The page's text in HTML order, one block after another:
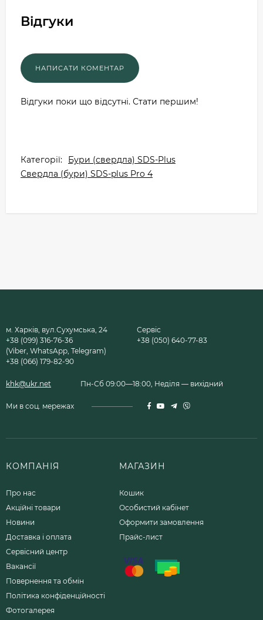
Відгуки
Відгуки поки що відсутні. Стати першим!
Категорії:
Бури (свердла) SDS-Plus
Свердла (бури) SDS-plus Pro 4
м. Харків, вул.Сухумська, 24
+38 (099) 316-76-36
(Viber, WhatsApp, Telegram)
+38 (066) 179-82-90
Сервіс
+38 (050) 640-77-83
khk@ukr.net Пн-Сб 09:00—18:00, Неділя — вихідний
Ми в соц. мережах
КОМПАНІЯ
Про нас
Акційні товари
Новини
Доставка і оплата
Сервісний центр
Вакансії
Повернення та обмін
Політика конфіденційності
Фотогалерея
МАГАЗИН
Кошик
Особистий кабінет
Оформити замовлення
Прайс-лист